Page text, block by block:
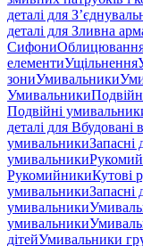
деталі для
деталі для Зливна
Сифони
елементиУщільнення
зониУмивальники
Умивальники
Подвійні
деталі для
умивальникиЗапасні
умивальники
РукомийникиКутові
умивальникиЗапасні
умивальники
умивальники
дітейУмивальники